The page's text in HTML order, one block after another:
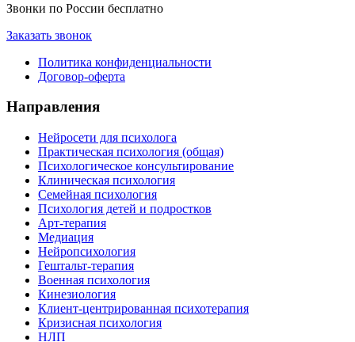
Звонки по России бесплатно
Заказать звонок
Политика конфиденциальности
Договор-оферта
Направления
Нейросети для психолога
Практическая психология (общая)
Психологическое консультирование
Клиническая психология
Семейная психология
Психология детей и подростков
Арт-терапия
Медиация
Нейропсихология
Гештальт-терапия
Военная психология
Кинезиология
Клиент-центрированная психотерапия
Кризисная психология
НЛП